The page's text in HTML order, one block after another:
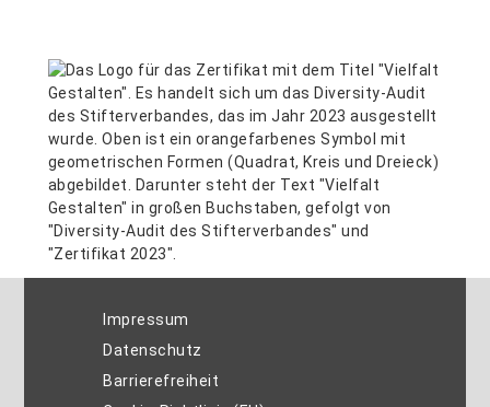
Impressum
Datenschutz
Barrierefreiheit